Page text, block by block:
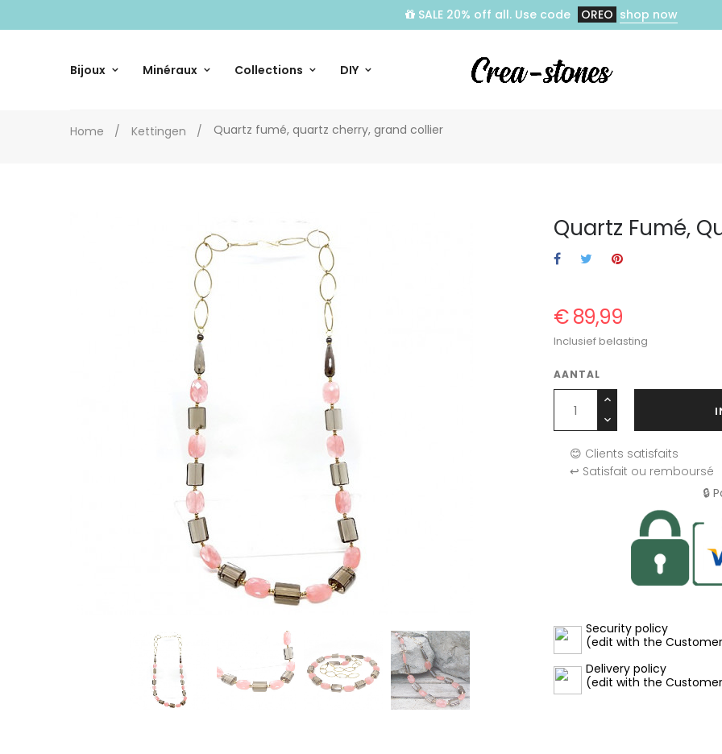
SALE 20% off all. Use code OREO shop now
Bijoux Minéraux Collections DIY
Home Kettingen Quartz fumé, quartz cherry, grand collier
Quartz Fumé,
€ 89,99
Inclusief belasting
AANTAL
😊 Clients satisfaits
↩️ Satisfait ou remboursé
🔒
Security policy
(edit with the
Delivery policy
(edit with the